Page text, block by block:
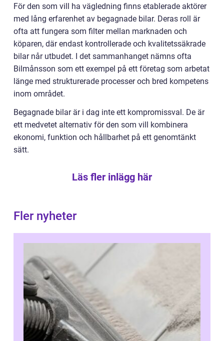
För den som vill ha vägledning finns etablerade aktörer
med lång erfarenhet av begagnade bilar. Deras roll är
ofta att fungera som filter mellan marknaden och
köparen, där endast kontrollerade och kvalitetssäkrade
bilar når utbudet. I det sammanhanget nämns ofta
Bilmånsson som ett exempel på ett företag som arbetat
länge med strukturerade processer och bred kompetens
inom området.
Begagnade bilar är i dag inte ett kompromissval. De är
ett medvetet alternativ för den som vill kombinera
ekonomi, funktion och hållbarhet på ett genomtänkt
sätt.
Läs fler inlägg här
Fler nyheter